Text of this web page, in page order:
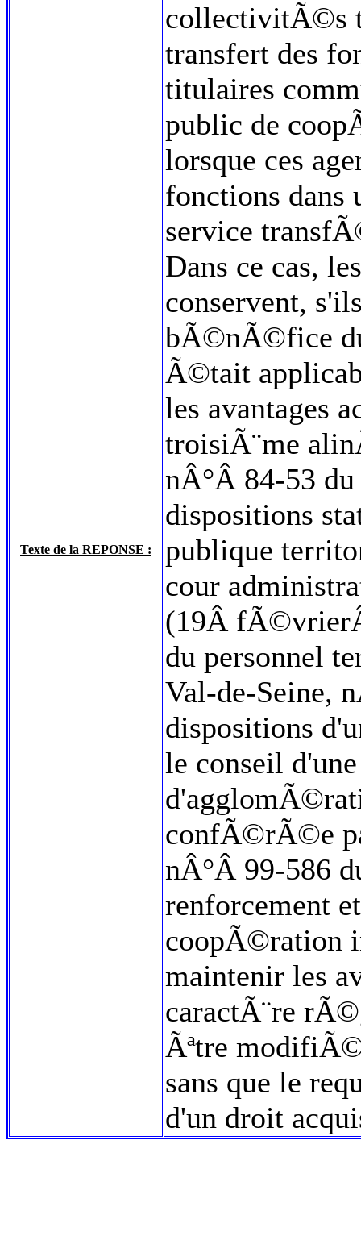
Texte de la REPONSE :
collectivitÃ©s
transfert des
titulaires
public de
lorsque ces
fonctions dans
service
Dans ce cas,
conservent,
bÃ©nÃ©fice
Ã©tait
les avantages
troisiÃ¨me
nÂ°Â 84-53
dispositions
publique
cour
(19Â
du personnel
Val-de-Seine,
dispositions
le conseil
confÃ©rÃ©e
nÂ°Â 99-586
renforcement
coopÃ©ration
maintenir les
caractÃ¨re
Ãªtre
sans que le
d'un droit